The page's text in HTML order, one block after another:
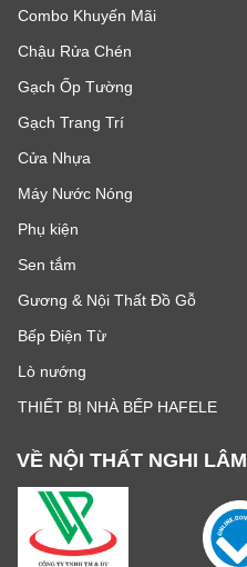
Combo Khuyến Mãi
Chậu Rửa Chén
Gạch Ốp Tường
Gạch Trang Trí
Cửa Nhựa
Máy Nước Nóng
Phụ kiện
Sen tắm
Gương & Nội Thất Đồ Gỗ
Bếp Điện Từ
Lò nướng
THIẾT BỊ NHÀ BẾP HAFELE
VỀ NỘI THẤT NGHI LÂM